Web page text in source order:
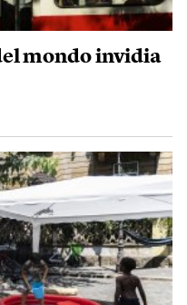
mondo invidia